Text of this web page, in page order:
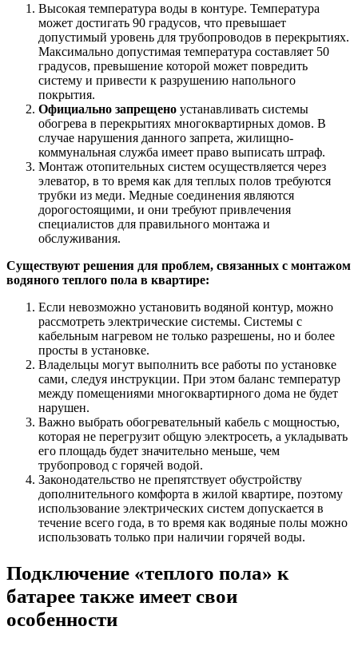
Высокая температура воды в контуре. Температура
может достигать 90 градусов, что превышает
допустимый уровень для трубопроводов в перекрытиях.
Максимально допустимая температура составляет 50
градусов, превышение которой может повредить
систему и привести к разрушению напольного
покрытия.
Официально запрещено устанавливать системы
обогрева в перекрытиях многоквартирных домов. В
случае нарушения данного запрета, жилищно-
коммунальная служба имеет право выписать штраф.
Монтаж отопительных систем осуществляется через
элеватор, в то время как для теплых полов требуются
трубки из меди. Медные соединения являются
дорогостоящими, и они требуют привлечения
специалистов для правильного монтажа и
обслуживания.
Существуют решения для проблем, связанных с монтажом
водяного теплого пола в квартире:
Если невозможно установить водяной контур, можно
рассмотреть электрические системы. Системы с
кабельным нагревом не только разрешены, но и более
просты в установке.
Владельцы могут выполнить все работы по установке
сами, следуя инструкции. При этом баланс температур
между помещениями многоквартирного дома не будет
нарушен.
Важно выбрать обогревательный кабель с мощностью,
которая не перегрузит общую электросеть, а укладывать
его площадь будет значительно меньше, чем
трубопровод с горячей водой.
Законодательство не препятствует обустройству
дополнительного комфорта в жилой квартире, поэтому
использование электрических систем допускается в
течение всего года, в то время как водяные полы можно
использовать только при наличии горячей воды.
Подключение «теплого пола» к
батарее также имеет свои
особенности